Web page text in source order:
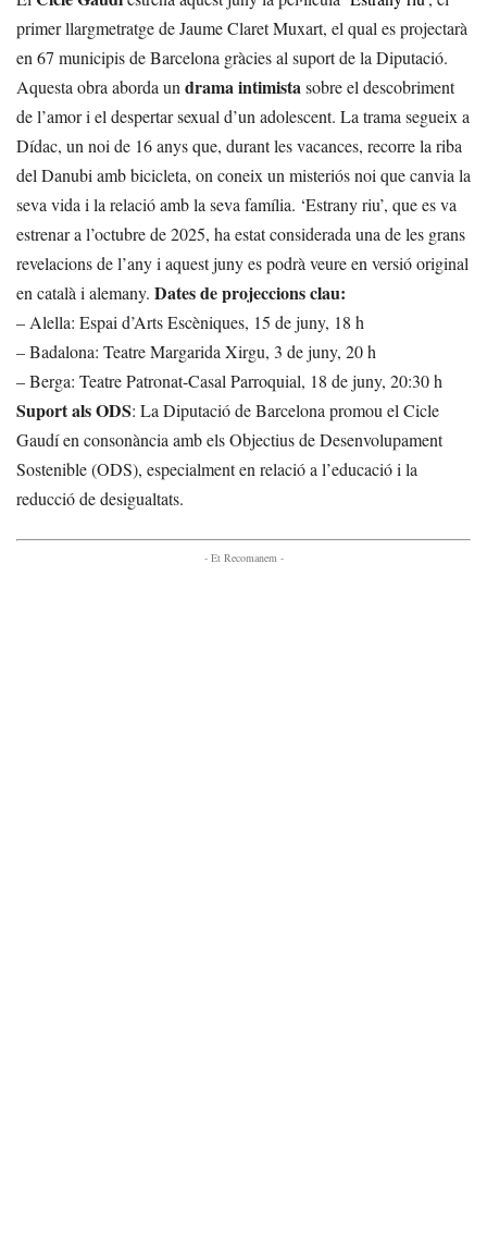
primer llargmetratge de Jaume Claret Muxart, el qual es projectarà
en 67 municipis de Barcelona gràcies al suport de la Diputació.
Aquesta obra aborda un drama intimistasobre el descobriment
de l’amor i el despertar sexual d’un adolescent. La trama segueix a
Dídac, un noi de 16 anys que, durant les vacances, recorre la riba
del Danubi amb bicicleta, on coneix un misteriós noi que canvia la
seva vida i la relació amb la seva família. ‘Estrany riu’, que es va
estrenar a l’octubre de 2025, ha estat considerada una de les grans
revelacions de l’any i aquest juny es podrà veure en versió original
en català i alemany. Dates de projeccions clau:
– Alella: Espai d’Arts Escèniques, 15 de juny, 18 h
– Badalona: Teatre Margarida Xirgu, 3 de juny, 20 h
– Berga: Teatre Patronat-Casal Parroquial, 18 de juny, 20:30 h
Suport als ODS: La Diputació de Barcelona promou el Cicle
Gaudí en consonància amb els Objectius de Desenvolupament
Sostenible (ODS), especialment en relació a l’educació i la
reducció de desigualtats.
- Et Recomanem -